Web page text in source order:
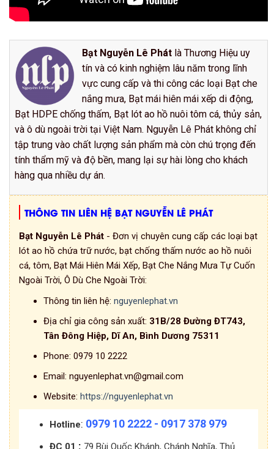
Bạt Nguyễn Lê Phát là Thương Hiệu uy
tín và có kinh nghiệm lâu năm trong lĩnh
vực cung cấp và thi công các loại Bạt che
nắng mưa, Bạt mái hiên mái xếp di động,
Bạt HDPE chống thấm, Bạt lót ao hồ nuôi tôm cá, thủy sản,
và ô dù ngoài trời tại Việt Nam. Nguyễn Lê Phát không chỉ
tập trung vào chất lượng sản phẩm mà còn chú trọng đến
tính thẩm mỹ và độ bền, mang lại sự hài lòng cho khách
hàng qua nhiều dự án.
THÔNG TIN LIÊN HỆ BẠT NGUYỄN LÊ PHÁT
Bạt Nguyễn Lê Phát - Đơn vị chuyên cung cấp các loại bạt
lót ao hồ chứa trữ nước, bạt chống thấm nước ao hồ nuôi
cá, tôm, Bạt Mái Hiên Mái Xếp, Bạt Che Nắng Mưa Tự Cuốn
Ngoài Trời, Ô Dù Che Ngoài Trời:
Thông tin liên hệ: nguyenlephat.vn
Địa chỉ gia công sản xuất: 31B/28 Đường ĐT743,
Tân Đông Hiệp, Dĩ An, Bình Dương 75311
Phone: 0979 10 2222
Email: nguyenlephat.vn@gmail.com
Website: https://nguyenlephat.vn
Hotline: 0979 10 2222 - 0917 378 979
ĐC 01 : 79 Bùi Quốc Khánh, Chánh Nghĩa, Thủ